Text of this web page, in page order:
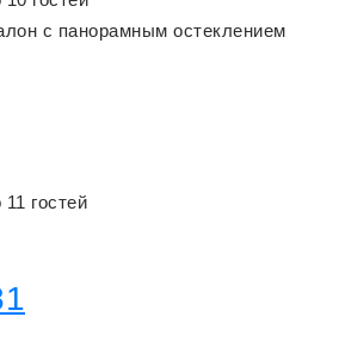
с панорамным остеклением
гостей